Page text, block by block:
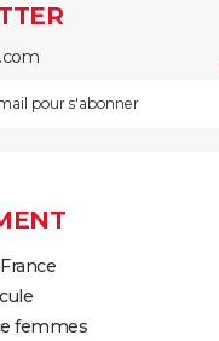
femmes